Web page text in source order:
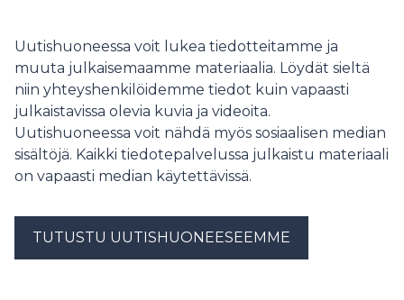
arvioitavaksi ja ratkaistavaksi. Asian tausta,
korkeimmassa hallinto-oikeudessa esitetyt
vaatimukset ja korkeimman hallinto-oikeuden
ratkaisun perustelut ovat luettavissa korkeimman
hallinto-oikeuden internetsivustolla julkaistusta
päätöksestä. KHO 3.7.2026 T 1850
kohteesta saatavat tuotot sopimuksessa määritellyllä
tavalla laskettuna vuosina 2020–2023, B Oy:n osakkaat
korvaavat erotuksen D AB:lle euro eurosta.
Korvausvelvollisuuden synnyttyä A Oy oli maksanut
korvauksen vuosilta 2020–2022 D AB:lle vuonna 2023
ja maksaisi korvauksen vuodelta 2023 vuoden 2024
aikana. A Oy oli kirjannut vuonna 2024 maksettavasta
korvauksesta arvionsa perusteella varauksen tilikauden
2023 kirjanpitoon. A Oy oli myynyt pääosan saamistaan
Uutishuoneessa voit lukea tiedotteitamme ja
muuta julkaisemaamme materiaalia. Löydät sieltä
niin yhteyshenkilöidemme tiedot kuin vapaasti
julkaistavissa olevia kuvia ja videoita.
Uutishuoneessa voit nähdä myös sosiaalisen median
sisältöjä. Kaikki tiedotepalvelussa julkaistu materiaali
on vapaasti median käytettävissä.
TUTUSTU UUTISHUONEESEEMME